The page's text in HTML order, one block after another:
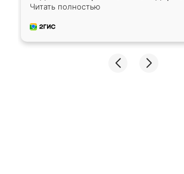
укладку плитки Оганесу, за два
Читать полностью